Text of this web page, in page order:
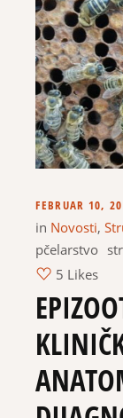
FEBRUAR 10,
in Novosti,
pčelarstvo
5 Likes